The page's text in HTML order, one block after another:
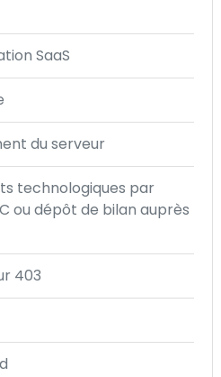
SaaS
du serveur
technologiques par
ou dépôt de bilan auprès
403